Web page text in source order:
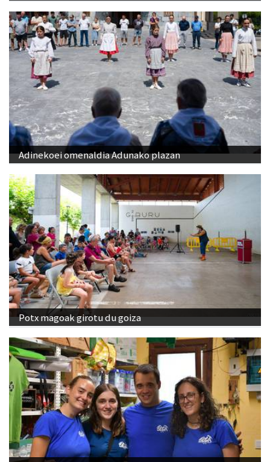
Adinekoei omenaldia Adunako plazan
Potx magoak girotu du goiza